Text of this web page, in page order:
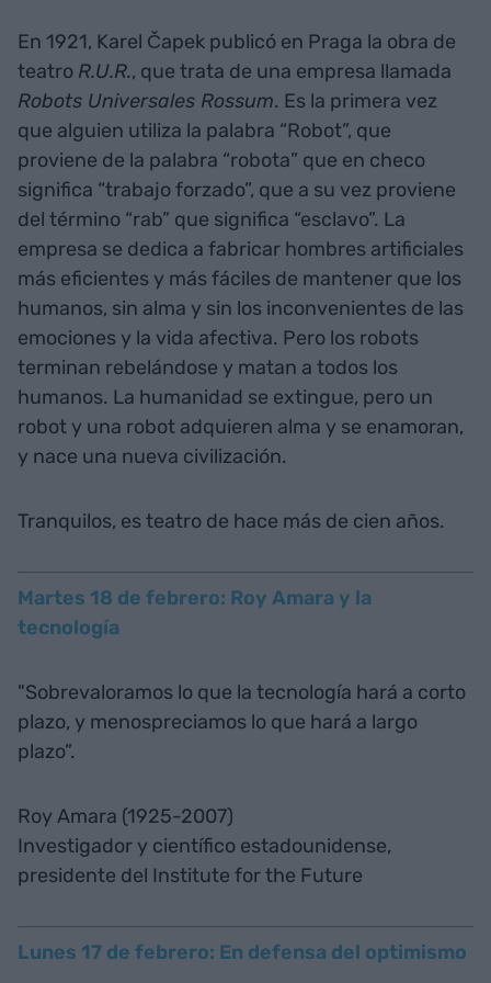
En 1921, Karel Čapek publicó en Praga la obra de
teatro R.U.R., que trata de una empresa llamada
Robots Universales Rossum. Es la primera vez
que alguien utiliza la palabra “Robot”, que
proviene de la palabra “robota” que en checo
significa “trabajo forzado”, que a su vez proviene
del término “rab” que significa “esclavo”. La
empresa se dedica a fabricar hombres artificiales
más eficientes y más fáciles de mantener que los
humanos, sin alma y sin los inconvenientes de las
emociones y la vida afectiva. Pero los robots
terminan rebelándose y matan a todos los
humanos. La humanidad se extingue, pero un
robot y una robot adquieren alma y se enamoran,
y nace una nueva civilización.
Tranquilos, es teatro de hace más de cien años.
Martes 18 de febrero: Roy Amara y la
tecnología
"Sobrevaloramos lo que la tecnología hará a corto
plazo, y menospreciamos lo que hará a largo
plazo”.
Roy Amara (1925-2007)
Investigador y científico estadounidense,
presidente del Institute for the Future
Lunes 17 de febrero: En defensa del optimismo